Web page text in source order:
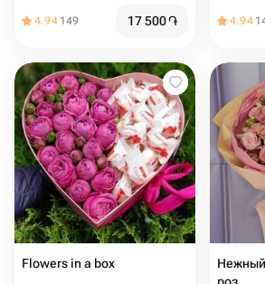
4.94 149 17 500֏ 4.94
Flowers in a box
Нежный